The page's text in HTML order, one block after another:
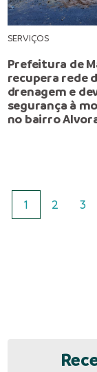
SERVIÇOS
Prefeitura de
recupera rede
drenagem e
segurança à
no bairro
1 2 3